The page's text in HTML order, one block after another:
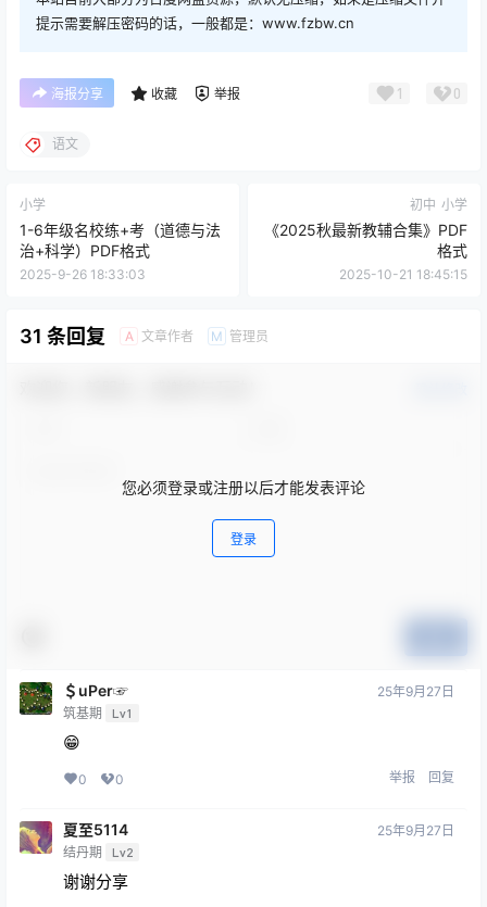
提示需要解压密码的话，一般都是：www.fzbw.cn
海报分享 收藏 举报 1 0
语文
小学
1-6年级名校练+考（道德与法
治+科学）PDF格式
2025-9-26 18:33:03
初中 小学
《2025秋最新教辅合集》PDF
格式
2025-10-21 18:45:15
31 条回复 A 文章作者 M 管理员
您必须登录或注册以后才能发表评论
登录
＄uΡer☞
筑基期 Lv1
25年9月27日
😁
0 0 举报 回复
夏至5114
结丹期 Lv2
25年9月27日
谢谢分享